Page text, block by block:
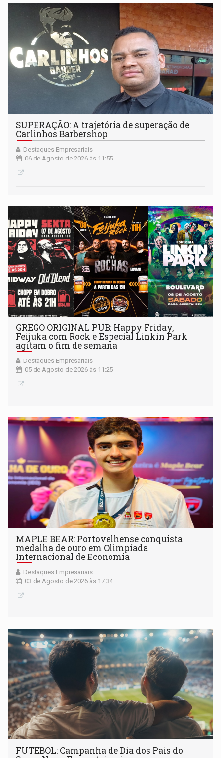
SUPERAÇÃO: A trajetória de superação de
Carlinhos Barbershop
Destaques Empresariais
06 de Agosto de 2026 às 11:55
GREGO ORIGINAL PUB: Happy Friday,
Feijuka com Rock e Especial Linkin Park
agitam o fim de semana
Destaques Empresariais
05 de Agosto de 2026 às 11:25
MAPLE BEAR: Portovelhense conquista
medalha de ouro em Olimpíada
Internacional de Economia
Destaques Empresariais
03 de Agosto de 2026 às 17:34
FUTEBOL: Campanha de Dia dos Pais do